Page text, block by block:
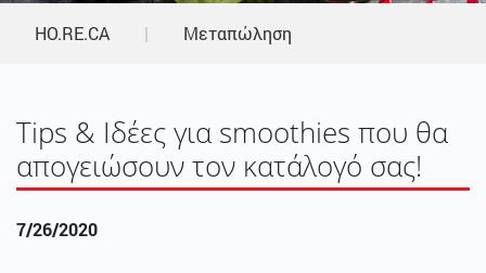
HO.RE.CA | Μεταπώληση
Tips & Ιδέες για smoothies που θα
απογειώσουν τον κατάλογό σας!
7/26/2020